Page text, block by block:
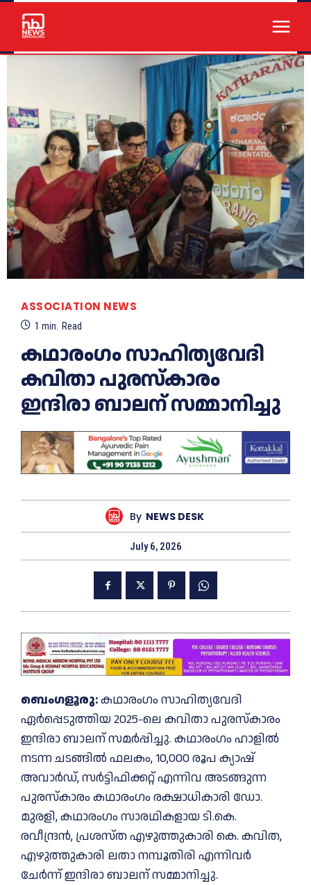
ASSOCIATION NEWS
1 min. Read
കഥാരംഗം സാഹിത്യവേദി
കവിതാ പുരസ്കാരം
ഇന്ദിരാ ബാലന് സമ്മാനിച്ചു
By NEWS DESK
July 6, 2026
ബെംഗളൂരു:കഥാരംഗം സാഹിത്യവേദി
ഏര്‍പ്പെടുത്തിയ 2025-ലെ കവിതാ പുരസ്കാരം
ഇന്ദിരാ ബാലന് സമര്‍പ്പിച്ചു. കഥാരംഗം ഹാളിൽ
നടന്ന ചടങ്ങിൽ ഫലകം, 10,000 രൂപ ക്യാഷ്
അവാർഡ്, സർട്ടിഫിക്കറ്റ് എന്നിവ അടങ്ങുന്ന
പുരസ്കാരം കഥാരംഗം രക്ഷാധികാരി ഡോ.
മുരളി, കഥാരംഗം സാരഥികളായ ടി.കെ.
രവീന്ദ്രൻ, പ്രശസ്ത എഴുത്തുകാരി കെ. കവിത,
എഴുത്തുകാരി ലതാ നമ്പൂതിരി എന്നിവർ
ചേർന്ന് ഇന്ദിരാ ബാലന് സമ്മാനിച്ചു.